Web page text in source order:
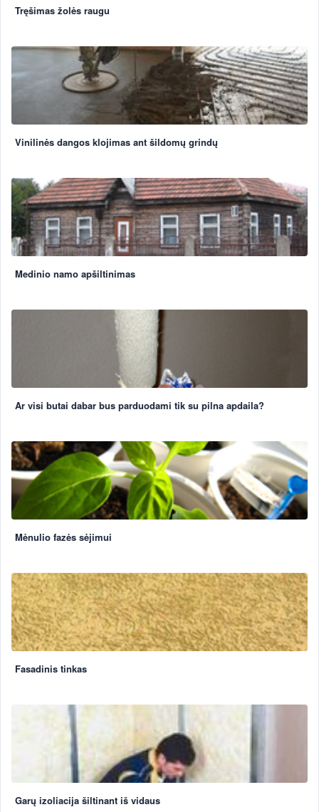
Tręšimas žolės raugu
Vinilinės dangos klojimas ant šildomų grindų
Medinio namo apšiltinimas
Ar visi butai dabar bus parduodami tik su pilna apdaila?
Mėnulio fazės sėjimui
Fasadinis tinkas
Garų izoliacija šiltinant iš vidaus